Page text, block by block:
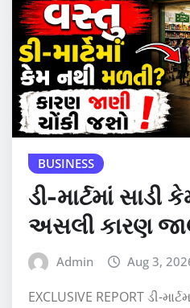
BUSINESS
ડી-માર્ટમાં
અસલી કારણ
Admin Aug 3,
EXCLUSIVE REPORT ડી-